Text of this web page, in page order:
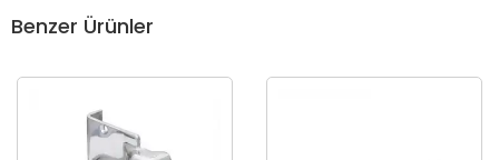
Benzer Ürünler